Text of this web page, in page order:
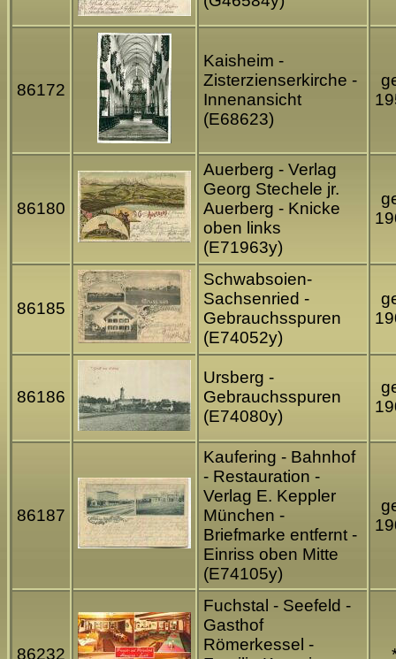
86172
Kaisheim -
Zisterzienserkirche -
Innenansicht
(E68623)
86180
Auerberg - Verlag
Georg Stechele jr.
Auerberg - Knicke
oben links
(E71963y)
86185
Schwabsoien-
Sachsenried -
Gebrauchsspuren
(E74052y)
86186
Ursberg -
Gebrauchsspuren
(E74080y)
86187
Kaufering - Bahnhof
- Restauration -
Verlag E. Keppler
München -
Briefmarke entfernt -
Einriss oben Mitte
(E74105y)
86232
Fuchstal - Seefeld -
Gasthof
Römerkessel -